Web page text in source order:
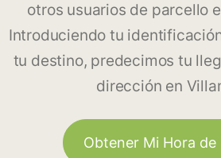
otros usuarios de parcello
Introduciendo tu
tu destino, predecimos tu
dirección en
Obtener Mi Hora de